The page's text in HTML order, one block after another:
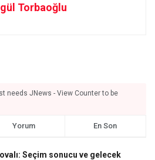
Torbaoğlu
needs JNews - View Counter to be
Yorum En Son
Seçim sonucu ve gelecek